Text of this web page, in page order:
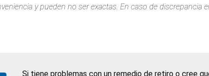
y pueden no ser exactas. En caso de
Si tiene problemas con un remedio de retiro o cree